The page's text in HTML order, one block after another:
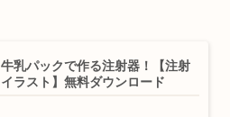
牛乳パックで作る注射器！【注射
イラスト】無料ダウンロード